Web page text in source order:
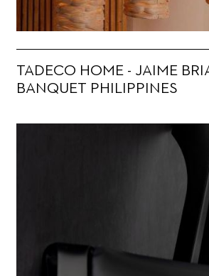
TADECO HOME - JAIME
BANQUET PHILIPPINES